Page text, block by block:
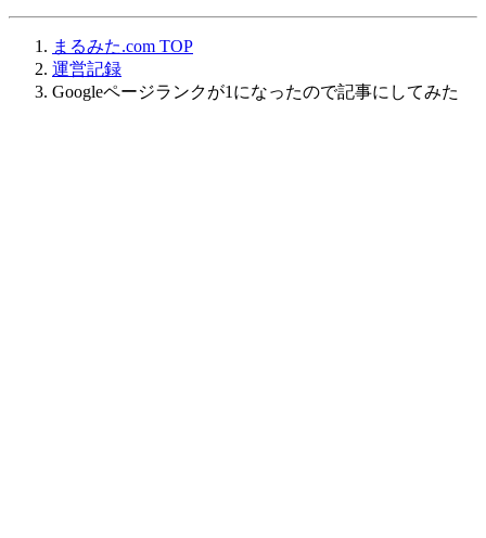
まるみた.com TOP
運営記録
Googleページランクが1になったので記事にしてみた